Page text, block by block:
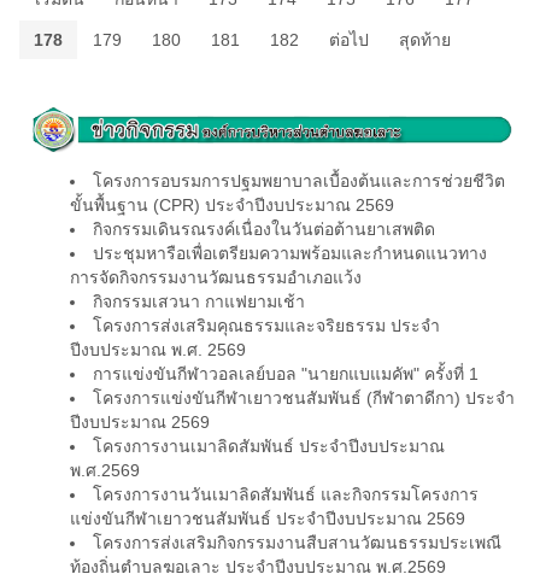
178 179 180 181 182 ต่อไป สุดท้าย
โครงการอบรมการปฐมพยาบาลเบื้องต้นและการช่วยชีวิต
ขั้นพื้นฐาน (CPR) ประจำปีงบประมาณ 2569
กิจกรรมเดินรณรงค์เนื่องในวันต่อต้านยาเสพติด
ประชุมหารือเพื่อเตรียมความพร้อมและกำหนดแนวทาง
การจัดกิจกรรมงานวัฒนธรรมอำเภอแว้ง
กิจกรรมเสวนา กาแฟยามเช้า
โครงการส่งเสริมคุณธรรมและจริยธรรม ประจำ
ปีงบประมาณ พ.ศ. 2569
การแข่งขันกีฬาวอลเลย์บอล "นายกแบแมคัพ" ครั้งที่ 1
โครงการแข่งขันกีฬาเยาวชนสัมพันธ์ (กีฬาตาดีกา) ประจำ
ปีงบประมาณ 2569
โครงการงานเมาลิดสัมพันธ์ ประจำปีงบประมาณ
พ.ศ.2569
โครงการงานวันเมาลิดสัมพันธ์ และกิจกรรมโครงการ
แข่งขันกีฬาเยาวชนสัมพันธ์ ประจำปีงบประมาณ 2569
โครงการส่งเสริมกิจกรรมงานสืบสานวัฒนธรรมประเพณี
ท้องถิ่นตำบลฆอเลาะ ประจำปีงบประมาณ พ.ศ.2569